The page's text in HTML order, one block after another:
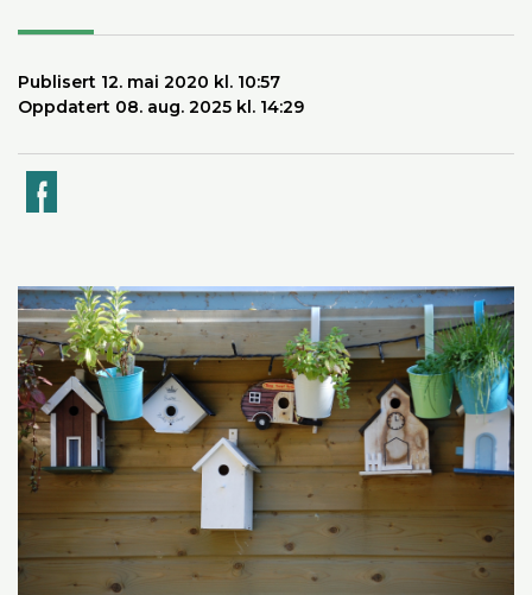
Publisert 12. mai 2020 kl. 10:57
Oppdatert 08. aug. 2025 kl. 14:29